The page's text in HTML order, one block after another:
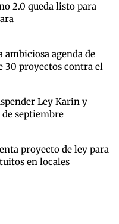
2.0 queda listo para
ambiciosa agenda de
30 proyectos contra el
Ley Karin y
septiembre
proyecto de ley para
en locales